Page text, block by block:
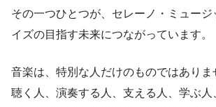
その一つひとつが、セレーノ・ミュージ
イズの目指す未来につながっています。
音楽は、特別な人だけのものではありま
聴く人、演奏する人、支える人、学ぶ人